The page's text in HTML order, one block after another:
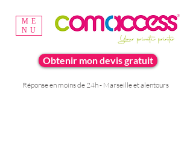
Obtenir mon devis gratuit
Réponse en moins de 24h - Marseille et alentours
ME
NU